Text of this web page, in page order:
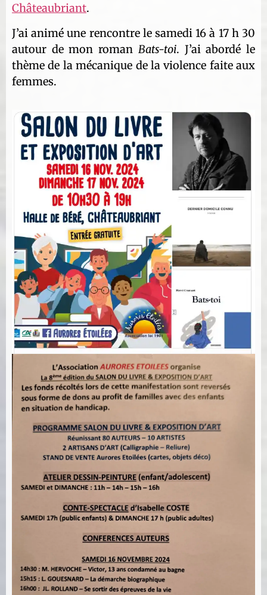
Châteaubriant.
J’ai animé une rencontre le samedi 16 à 17 h 30
autour de mon roman Bats-toi. J’ai abordé le
thème de la mécanique de la violence faite aux
femmes.